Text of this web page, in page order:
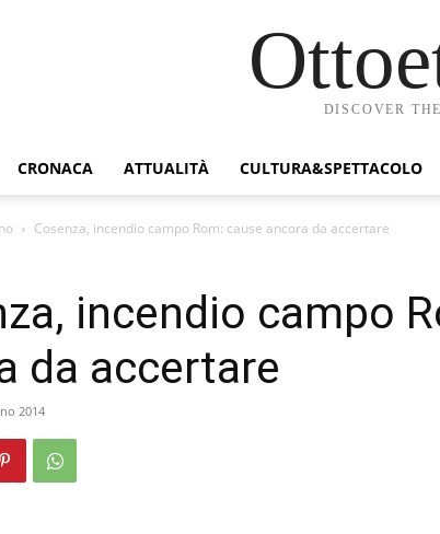
DISCOVER
CRONACA ATTUALITÀ CULTURA&SPETTACOLO
Cosenza, incendio campo Rom: cause ancora da accertare
incendio campo
da accertare
2014